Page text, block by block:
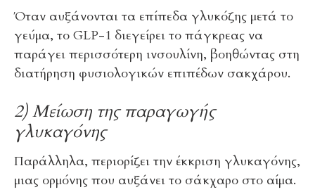
Όταν αυξάνονται τα επίπεδα γλυκόζης μετά το
γεύμα, το GLP-1 διεγείρει το πάγκρεας να
παράγει περισσότερη ινσουλίνη, βοηθώντας στη
διατήρηση φυσιολογικών επιπέδων σακχάρου.
2) Μείωση της παραγωγής
γλυκαγόνης
Παράλληλα, περιορίζει την έκκριση γλυκαγόνης,
μιας ορμόνης που αυξάνει το σάκχαρο στο αίμα.